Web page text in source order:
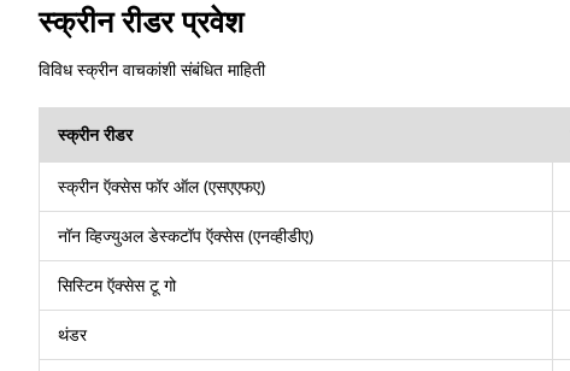
स्क्रीन रीडर प्रवेश
विविध स्क्रीन वाचकांशी संबंधित माहिती
स्क्रीन रीडर
स्क्रीन ऍक्सेस फॉर ऑल (एसएएफए)
नॉन व्हिज्युअल डेस्कटॉप ऍक्सेस (एनव्हीडीए)
सिस्टिम ऍक्सेस टू गो
थंडर